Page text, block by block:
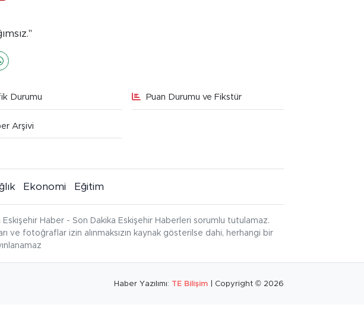
Durumu Puan Durumu ve Fikstür
Arşivi
Ekonomi Eğitim
Haber - Son Dakika Eskişehir Haberleri sorumlu tutulamaz.
ve fotoğraflar izin alınmaksızın kaynak gösterilse dahi, herhangi bir
Haber Yazılımı: TE Bilişim | Copyright © 2026